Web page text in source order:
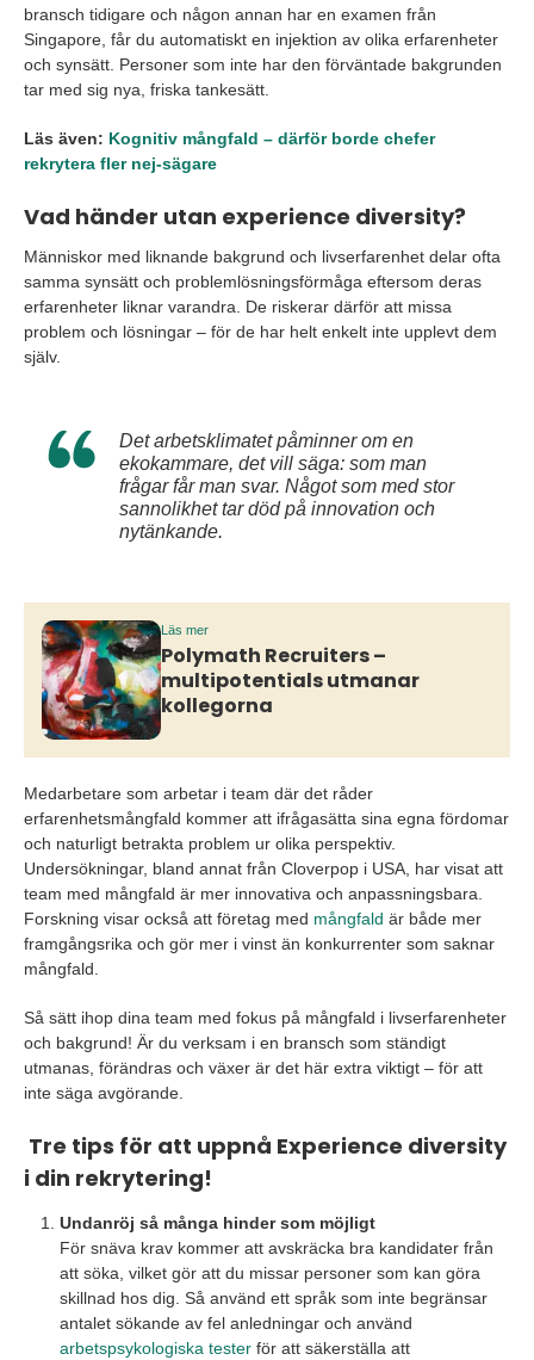
bransch tidigare och någon annan har en examen från
Singapore, får du automatiskt en injektion av olika erfarenheter
och synsätt. Personer som inte har den förväntade bakgrunden
tar med sig nya, friska tankesätt.
Läs även: Kognitiv mångfald – därför borde chefer
rekrytera fler nej-sägare
Vad händer utan experience diversity?
Människor med liknande bakgrund och livserfarenhet delar ofta
samma synsätt och problemlösningsförmåga eftersom deras
erfarenheter liknar varandra. De riskerar därför att missa
problem och lösningar – för de har helt enkelt inte upplevt dem
själv.
Det arbetsklimatet påminner om en
ekokammare, det vill säga: som man
frågar får man svar. Något som med stor
sannolikhet tar död på innovation och
nytänkande.
Läs mer
Polymath Recruiters –
multipotentials utmanar
kollegorna
Medarbetare som arbetar i team där det råder
erfarenhetsmångfald kommer att ifrågasätta sina egna fördomar
och naturligt betrakta problem ur olika perspektiv.
Undersökningar, bland annat från Cloverpop i USA, har visat att
team med mångfald är mer innovativa och anpassningsbara.
Forskning visar också att företag med mångfald är både mer
framgångsrika och gör mer i vinst än konkurrenter som saknar
mångfald.
Så sätt ihop dina team med fokus på mångfald i livserfarenheter
och bakgrund! Är du verksam i en bransch som ständigt
utmanas, förändras och växer är det här extra viktigt – för att
inte säga avgörande.
Tre tips för att uppnå Experience diversity
i din rekrytering!
Undanröj så många hinder som möjligt
För snäva krav kommer att avskräcka bra kandidater från
att söka, vilket gör att du missar personer som kan göra
skillnad hos dig. Så använd ett språk som inte begränsar
antalet sökande av fel anledningar och använd
arbetspsykologiska tester för att säkerställa att